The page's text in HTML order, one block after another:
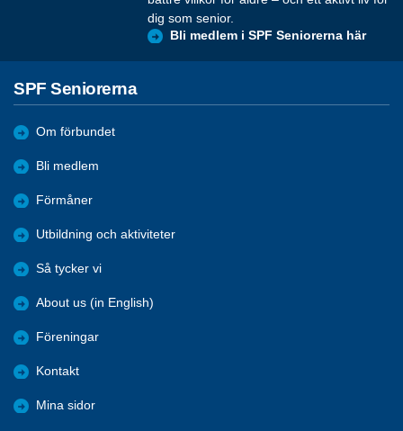
dig som senior.
Bli medlem i SPF Seniorerna här
SPF Seniorerna
Om förbundet
Bli medlem
Förmåner
Utbildning och aktiviteter
Så tycker vi
About us (in English)
Föreningar
Kontakt
Mina sidor